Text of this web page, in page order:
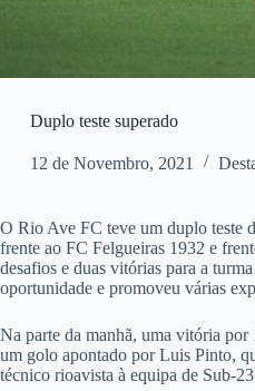
Duplo teste superado
12 de Novembro, 2021
O Rio Ave FC teve um duplo teste
frente ao FC Felgueiras 1932 e
desafios e duas vitórias para a
oportunidade e promoveu várias
Na parte da manhã, uma vitória
um golo apontado por Luis Pinto,
técnico rioavista à equipa de Sub-